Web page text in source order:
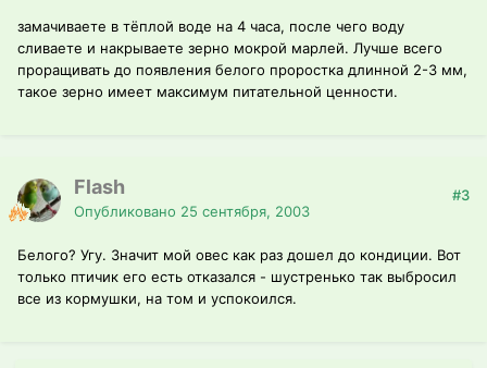
замачиваете в тёплой воде на 4 часа, после чего воду
сливаете и накрываете зерно мокрой марлей. Лучше всего
проращивать до появления белого проростка длинной 2-3 мм,
такое зерно имеет максимум питательной ценности.
Flash
Опубликовано 25 сентября, 2003
#3
Белого? Угу. Значит мой овес как раз дошел до кондиции. Вот
только птичик его есть отказался - шустренько так выбросил
все из кормушки, на том и успокоился.